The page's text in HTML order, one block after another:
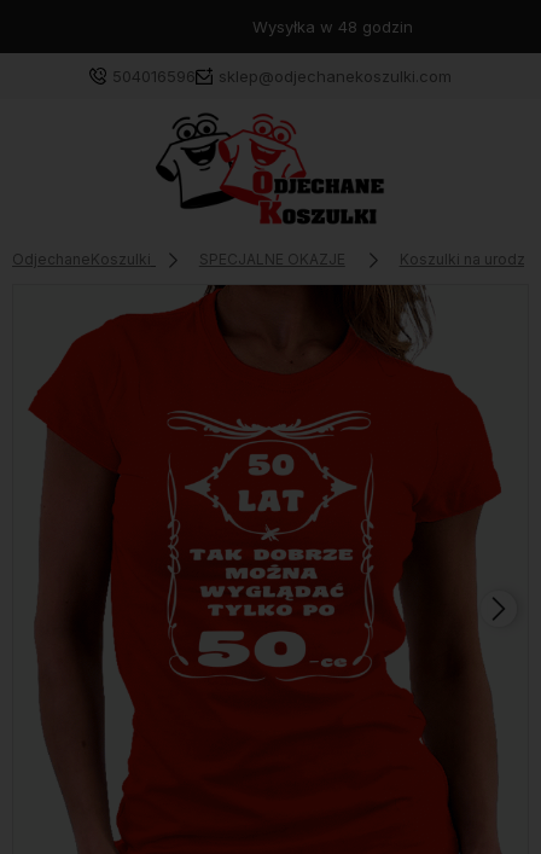
Wysyłka w 48 godzin
504016596 sklep@odjechanekoszulki.com
OdjechaneKoszulki SPECJALNE OKAZJE Koszulki na